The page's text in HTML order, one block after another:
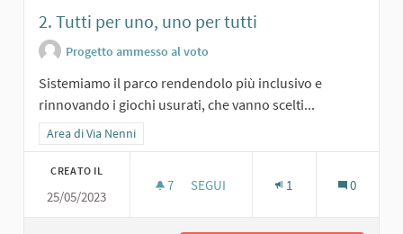
2. Tutti per uno, uno per tutti
Progetto ammesso al voto
Sistemiamo il parco rendendolo più inclusivo e
rinnovando i giochi usurati, che vanno scelti...
Filtra i risultati per categoria: Area di Via Nenni
Area di Via Nenni
CREATO IL
25/05/2023
7 7 SOSTENITORI
SEGUI 1 0